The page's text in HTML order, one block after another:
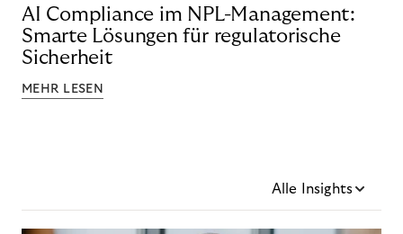
AI Compliance im NPL-Management:
Smarte Lösungen für regulatorische
Sicherheit
MEHR LESEN
Alle Insights